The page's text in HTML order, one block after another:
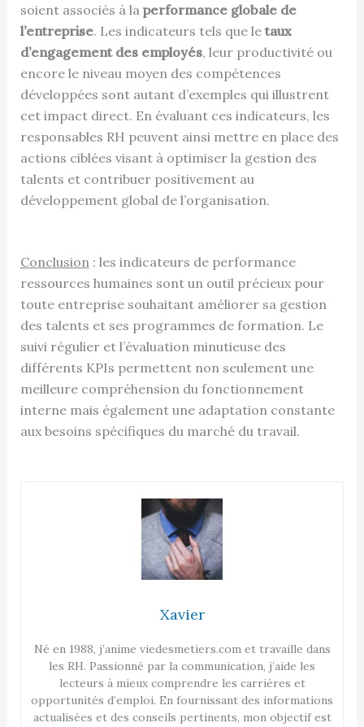
soient associés à la performance globale de
l’entreprise. Les indicateurs tels que le taux
d’engagement des employés, leur productivité ou
encore le niveau moyen des compétences
développées sont autant d’exemples qui illustrent
cet impact direct. En évaluant ces indicateurs, les
responsables RH peuvent ainsi mettre en place des
actions ciblées visant à optimiser la gestion des
talents et contribuer positivement au
développement global de l’organisation.
Conclusion : les indicateurs de performance
ressources humaines sont un outil précieux pour
toute entreprise souhaitant améliorer sa gestion
des talents et ses programmes de formation. Le
suivi régulier et l’évaluation minutieuse des
différents KPIs permettent non seulement une
meilleure compréhension du fonctionnement
interne mais également une adaptation constante
aux besoins spécifiques du marché du travail.
Xavier
Né en 1988, j’anime viedesmetiers.com et travaille dans
les RH. Passionné par la communication, j’aide les
lecteurs à mieux comprendre les carrières et
opportunités d’emploi. En fournissant des informations
actualisées et des conseils pertinents, mon objectif est